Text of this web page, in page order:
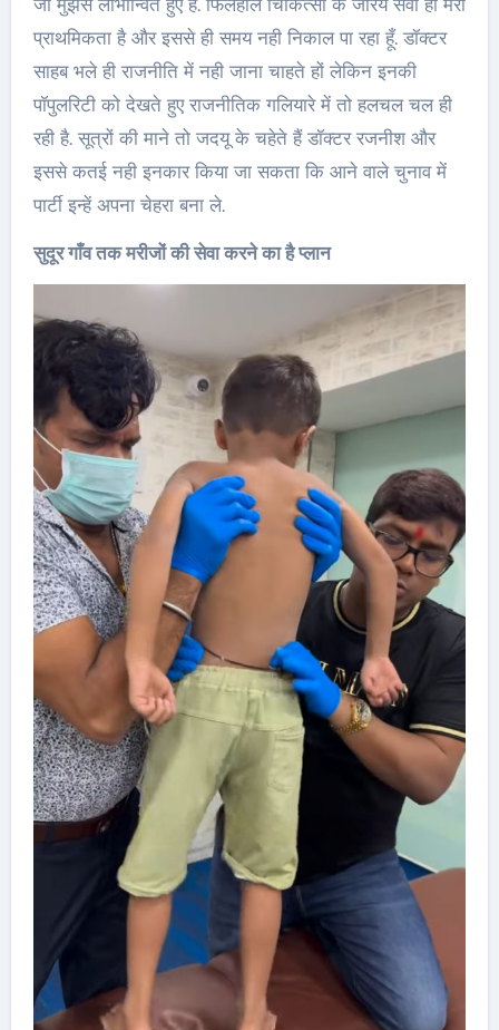
प्राथमिकता है और इससे ही समय नही निकाल पा रहा हूँ. डॉक्टर
साहब भले ही राजनीति में नही जाना चाहते हों लेकिन इनकी
पॉपुलरिटी को देखते हुए राजनीतिक गलियारे में तो हलचल चल ही
रही है. सूत्रों की माने तो जदयू के चहेते हैं डॉक्टर रजनीश और
इससे कतई नही इनकार किया जा सकता कि आने वाले चुनाव में
पार्टी इन्हें अपना चेहरा बना ले.
सुदूर गाँव तक मरीजों की सेवा करने का है प्लान